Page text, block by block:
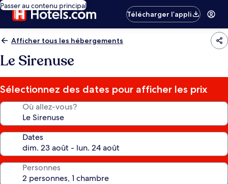
Passer au contenu principal
Télécharger l’appli
Afficher tous les hébergements
Le Sirenuse
Sélectionnez des dates pour afficher les prix
Où allez-vous?
Dates
Personnes